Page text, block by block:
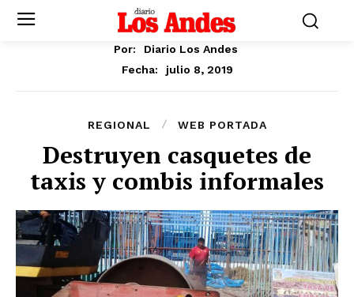
Por:
Diario Los Andes
Fecha:
julio 8, 2019
REGIONAL WEB PORTADA
Destruyen casquetes de
taxis y combis informales